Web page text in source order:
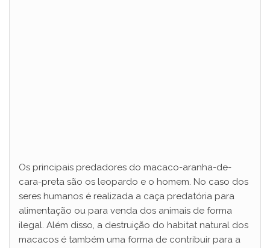
Os principais predadores do macaco-aranha-de-
cara-preta são os leopardo e o homem. No caso dos
seres humanos é realizada a caça predatória para
alimentação ou para venda dos animais de forma
ilegal. Além disso, a destruição do habitat natural dos
macacos é também uma forma de contribuir para a